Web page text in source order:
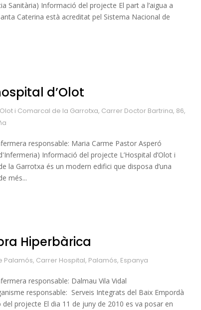
Sanitària) Informació del projecte El part a l’aigua a
Caterina està acreditat pel Sistema Nacional de
d’Olot
i Comarcal de la Garrotxa, Carrer Doctor Bartrina, 86,
responsable: Maria Carme Pastor Asperó
Informació del projecte L’Hospital d’Olot i
la Garrotxa és un modern edifici que disposa d’una
més...
Hiperbàrica
Palamós, Carrer Hospital, Palamós, Espanya
responsable: Dalmau Vila Vidal
responsable: Serveis Integrats del Baix Empordà
projecte El dia 11 de juny de 2010 es va posar en